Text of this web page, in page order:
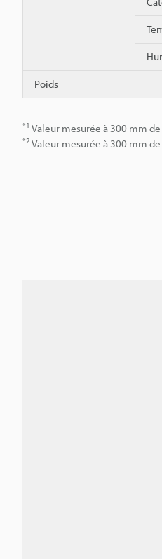
Poids
*1 Valeur mesurée à 300 mm
*2 Valeur mesurée à 300 mm